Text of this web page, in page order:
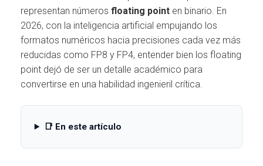
representan números floating point en binario. En
2026, con la inteligencia artificial empujando los
formatos numéricos hacia precisiones cada vez más
reducidas como FP8 y FP4, entender bien los floating
point dejó de ser un detalle académico para
convertirse en una habilidad ingenieril crítica.
📑 En este artículo